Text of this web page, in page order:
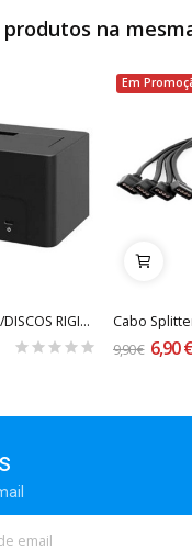
na
DOCKING STATION P/DISCOS RIGIDOS 2.5/3.5 SATA 3...
Em
9,90 € 6,90